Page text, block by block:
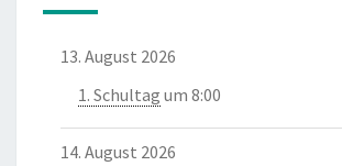
13. August 2026
1. Schultag um 8:00
14. August 2026